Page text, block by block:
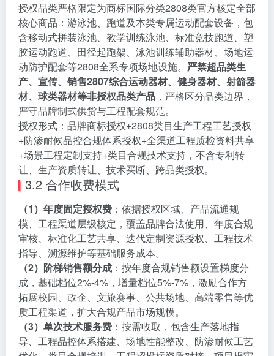
授权品类严格限定为商标国际分类2808类官方核定全部
核心商品：游泳池、跑道及本类专属运动配套设备，包
含移动式拼装泳池、教学训练泳池、标准竞技跑道、塑
胶运动跑道、田径起跑架、泳池训练辅助器材、场地运
动防护配套等2808全系专项场地设施。 严禁超品类生
产、宣传、销售2807综合运动器材、健身器材、射箭器
材、球类器材等非授权品类产品 ，严格区分品类边界，
严守品牌制式供货与工程配套规范。
授权形式：品牌商标授权+2808类目生产工程工艺授权
+防渗耐候品控合规体系授权+全渠道工程质检资料共享
+场景工程定制支持+类目合规技术支持，不含专利转
让、生产资质转让、技术买断、跨品类授权。
3.2 合作收费模式
（1）年度固定授权费 ：依据授权区域、产品流通规
模、工程渠道层级核定，覆盖品牌合法使用、年度合规
审核、标准化工艺共享、迭代定制资源授权、工程技术
指导、溯源维护等基础服务成本。
（2）阶梯销售额分成 ：按年度合规销售额设置梯度分
成，基础档位2%-4%，增量档位5%-7%，激励合作方
拓展校园、政企、文旅赛事、公共场地、高端零售等优
质工程渠道，扩大合规产品市场规模。
（3）单次技术服务费 ：按需收取，包含生产落地指
导、工程品控体系搭建、场地性能整改、防渗耐候工艺